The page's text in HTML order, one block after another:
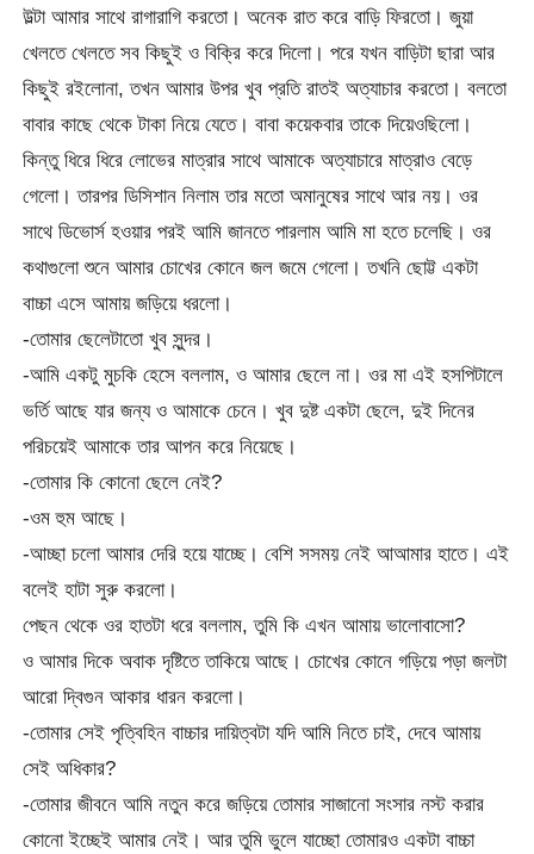
উল্টা আমার সাথে রাগারাগি করতো। অনেক রাত করে বাড়ি ফিরতো। জুয়া
খেলতে খেলতে সব কিছুই ও বিক্রি করে দিলো। পরে যখন বাড়িটা ছারা আর
কিছুই রইলোনা, তখন আমার উপর খুব প্রতি রাতই অত্যাচার করতো। বলতো
বাবার কাছে থেকে টাকা নিয়ে যেতে। বাবা কয়েকবার তাকে দিয়েওছিলো।
কিন্তু ধিরে ধিরে লোভের মাত্রার সাথে আমাকে অত্যাচারে মাত্রাও বেড়ে
গেলো। তারপর ডিসিশান নিলাম তার মতো অমানুষের সাথে আর নয়। ওর
সাথে ডিভোর্স হওয়ার পরই আমি জানতে পারলাম আমি মা হতে চলেছি। ওর
কথাগুলো শুনে আমার চোখের কোনে জল জমে গেলো। তখনি ছোট্ট একটা
বাচ্চা এসে আমায় জড়িয়ে ধরলো।
-তোমার ছেলেটাতো খুব সুন্দর।
-আমি একটু মুচকি হেসে বললাম, ও আমার ছেলে না। ওর মা এই হসপিটালে
ভর্তি আছে যার জন্য ও আমাকে চেনে। খুব দুষ্ট একটা ছেলে, দুই দিনের
পরিচয়েই আমাকে তার আপন করে নিয়েছে।
-তোমার কি কোনো ছেলে নেই?
-ওম হুম আছে।
-আচ্ছা চলো আমার দেরি হয়ে যাচ্ছে। বেশি সসময় নেই আআমার হাতে। এই
বলেই হাটা সুরু করলো।
পেছন থেকে ওর হাতটা ধরে বললাম, তুমি কি এখন আমায় ভালোবাসো?
ও আমার দিকে অবাক দৃষ্টিতে তাকিয়ে আছে। চোখের কোনে গড়িয়ে পড়া জলটা
আরো দ্বিগুন আকার ধারন করলো।
-তোমার সেই পৃত্বিহিন বাচ্চার দায়িত্বটা যদি আমি নিতে চাই, দেবে আমায়
সেই অধিকার?
-তোমার জীবনে আমি নতুন করে জড়িয়ে তোমার সাজানো সংসার নস্ট করার
কোনো ইচ্ছেই আমার নেই। আর তুমি ভুলে যাচ্ছো তোমারও একটা বাচ্চা